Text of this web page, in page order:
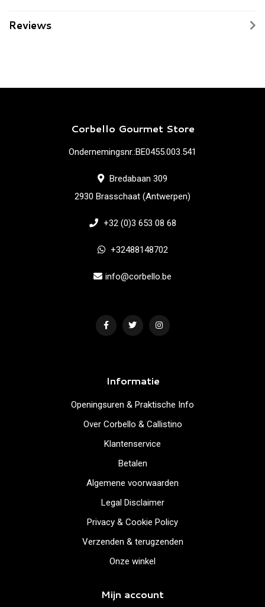
Reviews
Corbello Gourmet Store
Ondernemingsnr.:BE0455.003.541
Bredabaan 309
2930 Brasschaat (Antwerpen)
+32 (0)3 653 08 68
+32488148702
info@corbello.be
Informatie
Openingsuren & Praktische Info
Over Corbello & Callistino
Klantenservice
Betalen
Algemene voorwaarden
Legal Disclaimer
Privacy & Cookie Policy
Verzenden & terugzenden
Onze winkel
Mijn account